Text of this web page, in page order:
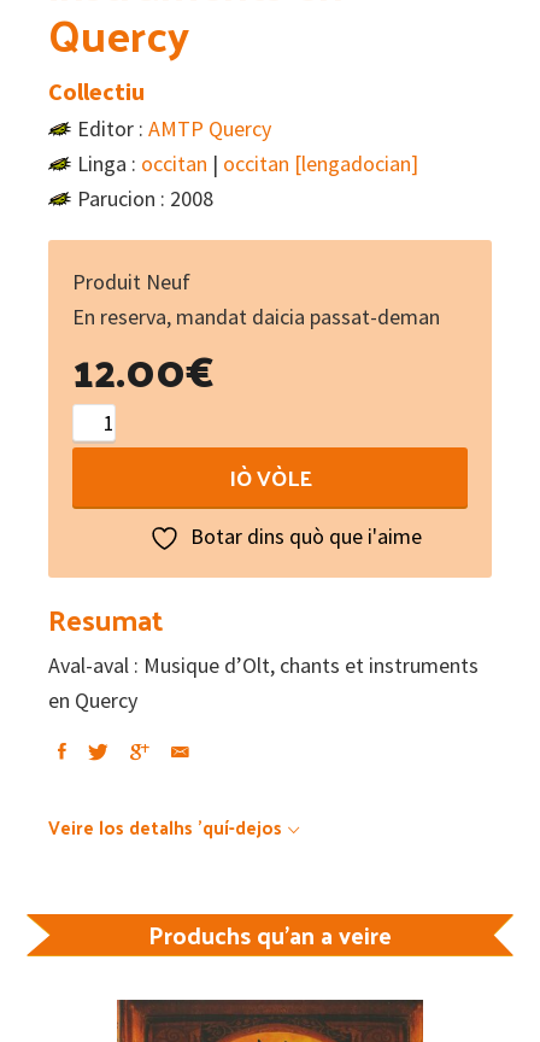
Quercy
Collectiu
Editor : AMTP Quercy
Linga : occitan | occitan [lengadocian]
Parucion : 2008
Produit Neuf
En reserva, mandat daicia passat-deman
12.00€
Aval-
aval
et
instruments
en
quantity
IÒ VÒLE
Botar dins quò que i'aime
Resumat
Aval-aval : Musique d’Olt, chants et instruments
en Quercy
Veire los detalhs 'quí-dejos
Produchs qu'an a veire